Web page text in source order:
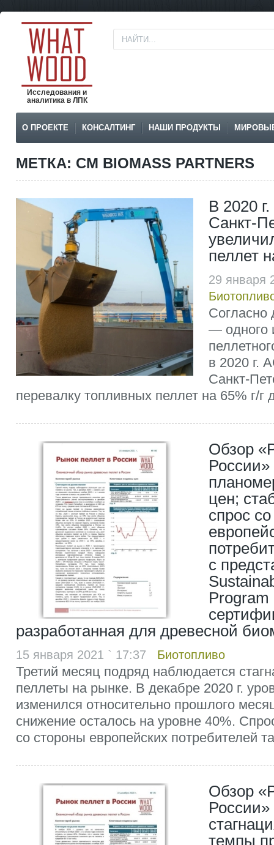
Исследования и
аналитика в ЛПК
О ПРОЕКТЕ КОНСАЛТИНГ НАШИ ПРОДУКТЫ
МЕТКА: CM BIOMASS PARTNERS
В 2020
Санкт-
пеллет
29 января
Согласно
— одного
в 2020 г.
Санкт-
перевалку топливных пеллет на 65% г/г
Обзор
цен;
спрос
с
Program
разработанная для древесной
15 января 2021 ` 17:37 Биотопливо
Третий месяц подряд наблюдается
пеллеты на рынке. В декабре 2020 г.
изменился относительно прошлого
снижение осталось на уровне 40%.
со стороны европейских потребителей
Обзор
России»
темпы